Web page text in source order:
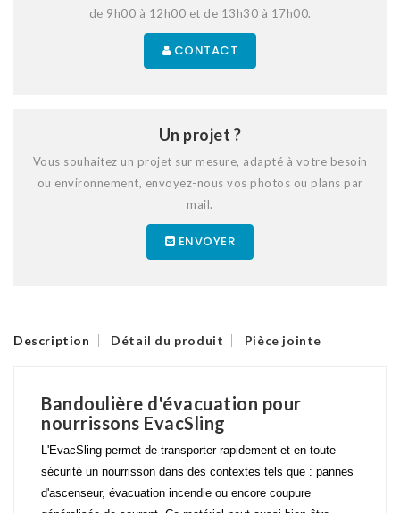
de 9h00 à 12h00 et de 13h30 à 17h00.
CONTACT
Un projet ?
Vous souhaitez un projet sur mesure, adapté à votre besoin
ou environnement, envoyez-nous vos photos ou plans par
mail.
ENVOYER
Description Détail du produit Pièce jointe
Bandoulière d'évacuation pour
nourrissons EvacSling
L'EvacSling permet de transporter rapidement et en toute
sécurité un nourrisson dans des contextes tels que : pannes
d'ascenseur, évacuation incendie ou encore coupure